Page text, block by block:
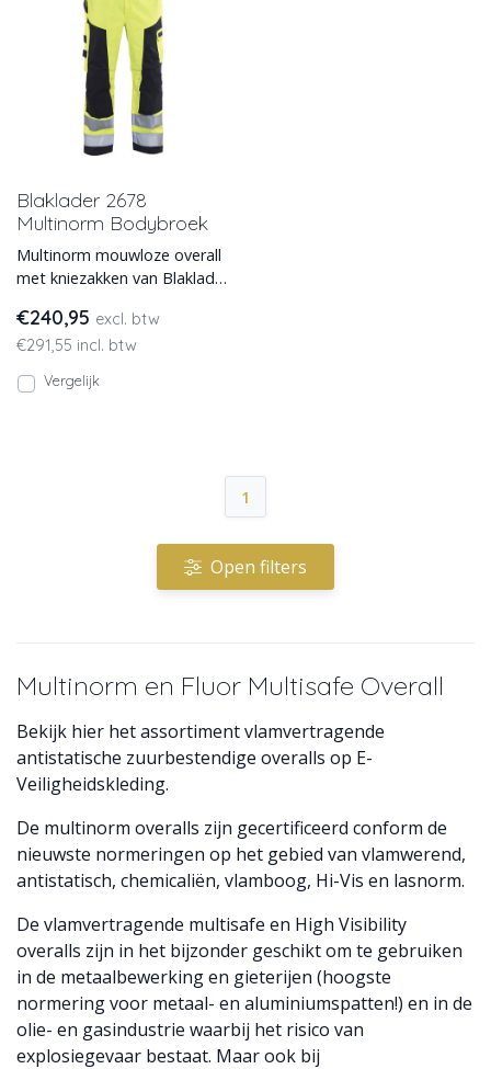
Blaklader 2678
Multinorm Bodybroek
Multinorm mouwloze overall
met kniezakken van Blaklader
vlamvertragende bodybroek
i
€240,95 excl. btw
€291,55 incl. btw
Vergelijk
1
Open filters
Multinorm en Fluor Multisafe Overall
Bekijk hier het assortiment vlamvertragende
antistatische zuurbestendige overalls op E-
Veiligheidskleding.
De multinorm overalls zijn gecertificeerd conform de
nieuwste normeringen op het gebied van vlamwerend,
antistatisch, chemicaliën, vlamboog, Hi-Vis en lasnorm.
De vlamvertragende multisafe en High Visibility
overalls zijn in het bijzonder geschikt om te gebruiken
in de metaalbewerking en gieterijen (hoogste
normering voor metaal- en aluminiumspatten!) en in de
olie- en gasindustrie waarbij het risico van
explosiegevaar bestaat. Maar ook bij